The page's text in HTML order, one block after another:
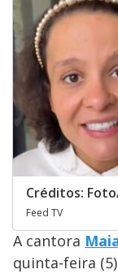
Créditos:
Feed TV
A cantora
quinta-feira